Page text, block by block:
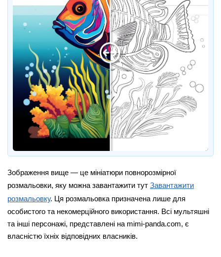
Зображення вище — це мініатюри повнорозмірної
розмальовки, яку можна завантажити тут Завантажити
розмальовку. Ця розмальовка призначена лише для
особистого та некомерційного використання. Всі мультяшні
та інші персонажі, представлені на mimi-panda.com, є
власністю їхніх відповідних власників.